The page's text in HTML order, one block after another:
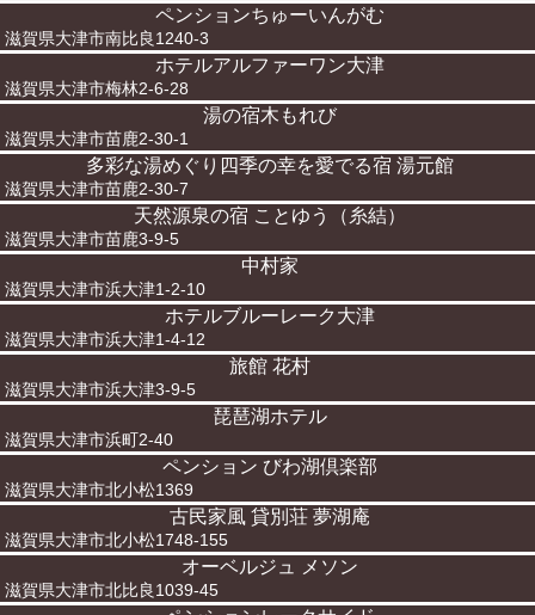
ペンションちゅーいんがむ
滋賀県大津市南比良1240-3
ホテルアルファーワン大津
滋賀県大津市梅林2-6-28
湯の宿木もれび
滋賀県大津市苗鹿2-30-1
多彩な湯めぐり四季の幸を愛でる宿 湯元館
滋賀県大津市苗鹿2-30-7
天然源泉の宿 ことゆう（糸結）
滋賀県大津市苗鹿3-9-5
中村家
滋賀県大津市浜大津1-2-10
ホテルブルーレーク大津
滋賀県大津市浜大津1-4-12
旅館 花村
滋賀県大津市浜大津3-9-5
琵琶湖ホテル
滋賀県大津市浜町2-40
ペンション びわ湖倶楽部
滋賀県大津市北小松1369
古民家風 貸別荘 夢湖庵
滋賀県大津市北小松1748-155
オーベルジュ メソン
滋賀県大津市北比良1039-45